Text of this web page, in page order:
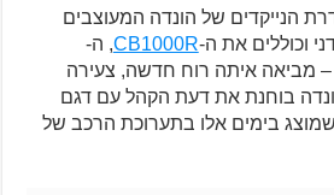
הנייקדים של הונדה המעוצבים
וכוללים את ה-CB1000R, ה-
– מביאה איתה רוח חדשה, צעירה
בוחנת את דעת הקהל עם דגם
בימים אלו בתערוכת הרכב של